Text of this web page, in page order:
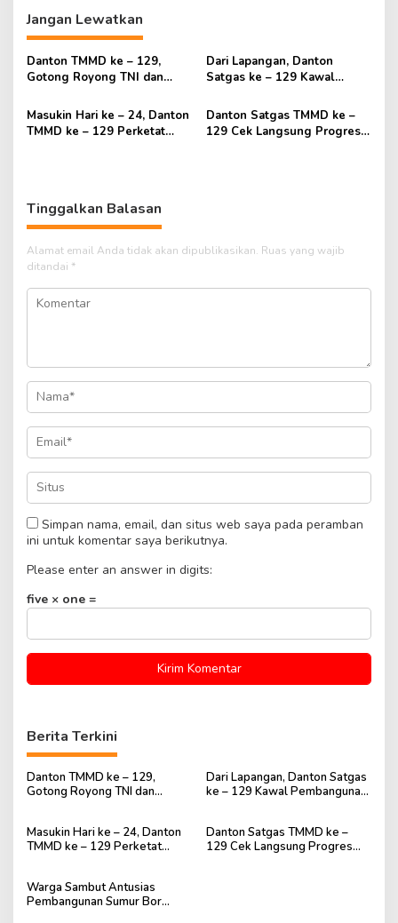
Jangan Lewatkan
Danton TMMD ke – 129,
Gotong Royong TNI dan
Penyelesaian Pembangunan
Dari Lapangan, Danton
Satgas ke – 129 Kawal
Tuntas
Masukin Hari ke – 24, Danton
TMMD ke – 129 Perketat
Danton Satgas TMMD ke –
129 Cek Langsung Progres
Tinggalkan Balasan
Alamat email Anda tidak akan dipublikasikan. Ruas yang wajib
ditandai *
Simpan nama, email, dan situs web saya pada peramban
ini untuk komentar saya berikutnya.
Please enter an answer in digits:
five × one =
Berita Terkini
Danton TMMD ke – 129,
Gotong Royong TNI dan
Dari Lapangan, Danton Satgas
ke – 129 Kawal Pembangunan
Masukin Hari ke – 24, Danton
TMMD ke – 129 Perketat
Danton Satgas TMMD ke –
129 Cek Langsung Progres
Warga Sambut Antusias
Pembangunan Sumur Bor